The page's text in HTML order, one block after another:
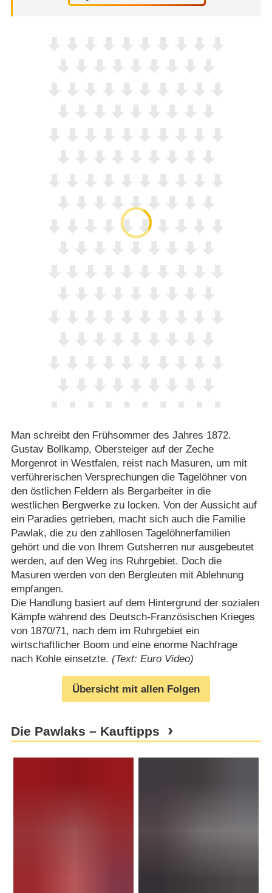
Man schreibt den Frühsommer des Jahres 1872.
Gustav Bollkamp, Obersteiger auf der Zeche
Morgenrot in Westfalen, reist nach Masuren, um mit
verführerischen Versprechungen die Tagelöhner von
den östlichen Feldern als Bergarbeiter in die
westlichen Bergwerke zu locken. Von der Aussicht auf
ein Paradies getrieben, macht sich auch die Familie
Pawlak, die zu den zahllosen Tagelöhnerfamilien
gehört und die von Ihrem Gutsherren nur ausgebeutet
werden, auf den Weg ins Ruhrgebiet. Doch die
Masuren werden von den Bergleuten mit Ablehnung
empfangen.
Die Handlung basiert auf dem Hintergrund der sozialen
Kämpfe während des Deutsch-Französischen Krieges
von 1870/​71, nach dem im Ruhrgebiet ein
wirtschaftlicher Boom und eine enorme Nachfrage
nach Kohle einsetzte. (Text: Euro Video)
Übersicht mit allen Folgen
Die Pawlaks – Kauftipps